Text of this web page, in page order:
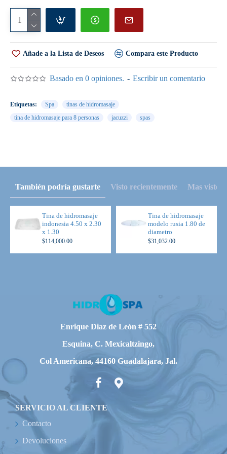
1- Motobomba de 1.5 h.p. 100% silenciosa con descarga al
100% de polipropileno.
Precio $ 40,560.00
6- Hidrojet de alto flujo con regulación independiente y
12- Minijet (6 en cada asiento esquinado).
5 - Jet medianos (en la parte de los pies).
10- Boquillas de aire (blower).
2- Motobomba de 1.5 h.p. 100% silenciosa con descarga al
1- Motobomba de 2 h.p. 100% silenciosa con descarga al
100% de polipropileno.
1- Motor blower
1- Calentador eléctrico a 220v.
1- Filtro cartucho.
3- Lamparas de cromoterapia.
4- Almohaditas.
Basado en 0 opiniones. - Escribir un comentario
Añade a la Lista de Deseos Compara este Producto
Etiquetas: Spa
tinas de hidromasaje
tina de hidromasaje para 8 personas
jacuzzi spas
También podría gustarte Visto recientemente Mas visto
Tina de hidromasaje
indonesia 4.50 x 2.30
x 1.30
$114,000.00
Tina de hidromasaje
modelo rusia 1.80 de
diametro
$31,032.00
Enrique Diaz de León # 552
Esquina, C. Mexicaltzingo,
Col Americana, 44160 Guadalajara, Jal.
SERVICIO AL CLIENTE
Contacto
Devoluciones